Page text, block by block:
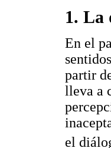
1. La
En el
partir
lleva a
el